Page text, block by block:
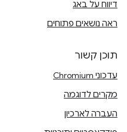
דיווח על באג
ראה נושאים פתוחים
תוכן קשור
עדכוני Chromium
מקרים לדוגמה
העברה לארכיון